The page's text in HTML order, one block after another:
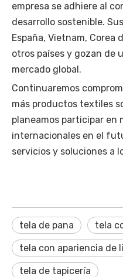
empresa se adhiere al
desarrollo sostenible.
España, Vietnam, Corea
otros países y gozan de
mercado global.
Continuaremos
más productos textiles
planeamos participar en
internacionales en el
servicios y soluciones a
tela de pana tela
tela con apariencia de
tela de tapicería